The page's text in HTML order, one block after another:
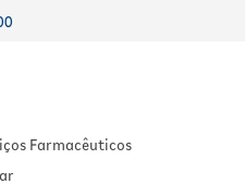
Farmacêuticos